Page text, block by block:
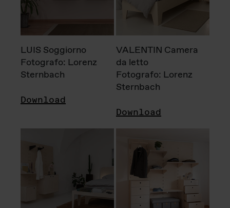
LUIS Soggiorno
Fotografo: Lorenz
Sternbach
Download
VALENTIN Camera
da letto
Fotografo: Lorenz
Sternbach
Download